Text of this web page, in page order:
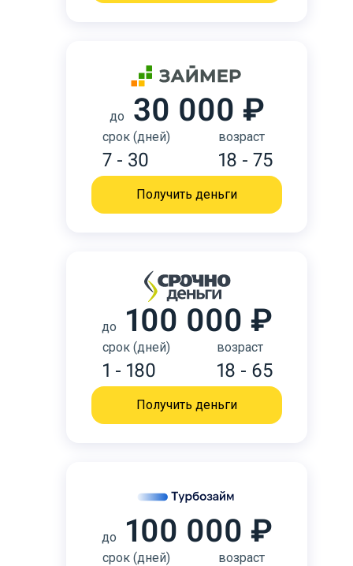
до 30 000 ₽
срок (дней)
7 - 30
возраст
18 - 75
Получить деньги
до 100 000 ₽
срок (дней)
1 - 180
возраст
18 - 65
Получить деньги
до 100 000 ₽
срок (дней) возраст